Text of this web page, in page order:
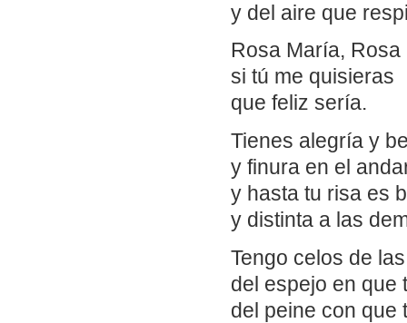
y del aire que
Rosa María, Rosa
si tú me quisieras
que feliz sería.
Tienes alegría y
y finura en el
y hasta tu risa es
y distinta a las
Tengo celos de
del espejo en que
del peine con que